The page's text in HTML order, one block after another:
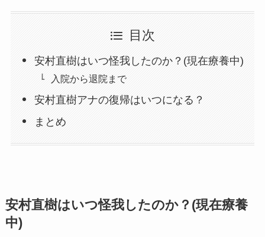
目次
安村直樹はいつ怪我したのか？(現在療養中)
入院から退院まで
安村直樹アナの復帰はいつになる？
まとめ
安村直樹はいつ怪我したのか？(現在療養
中)